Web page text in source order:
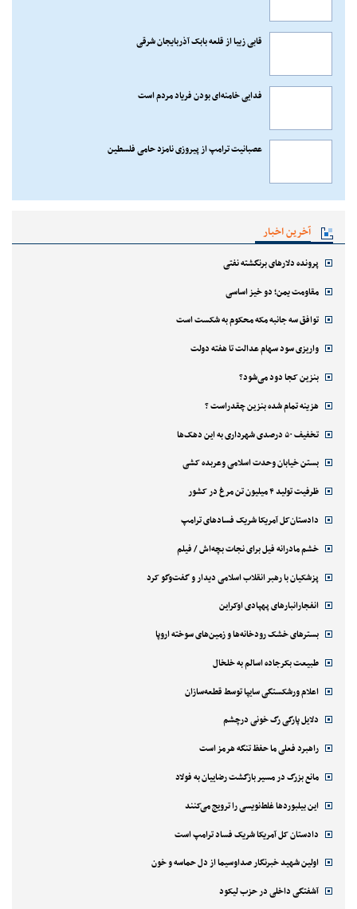
قابی زیبا از قلعه بابک آذربایجان شرقی
فدایی خامنه‌ای بودن فریاد مردم است
عصبانیت ترامپ از پیروزی نامزد حامی فلسطین
آخرین اخبار
پرونده دلارهای برنگشته نفتی
مقاومت یمن؛ دو خیز اساسی
توافق سه جانبه مکه محکوم به شکست است
واریزی سود سهام عدالت تا هفته دولت
بنزین کجا دود می‌شود؟
هزینه تمام شده بنزین چقدراست ؟
تخفیف ۵۰ درصدی شهرداری به این دهک‌ها
بستن خیابان وحدت اسلامی وعربده کشی
ظرفیت تولید ۴ میلیون تن مرغ در کشور
دادستان‌کل آمریکا شریک فسادهای ترامپ
خشم مادرانه فیل برای نجات بچه‌اش / فیلم
پزشکیان با رهبر انقلاب اسلامی دیدار و گفت‌وگو کرد
انفجارانبارهای پهپادی اوکراین
بسترهای خشک رودخانه‌ها و زمین‌های سوخته اروپا
طبیعت بکرجاده اسالم به خلخال
اعلام ورشکستگی سایپا توسط قطعه‌سازان
دلایل پارگی رگ خونی درچشم
راهبرد فعلی ما حفظ تنگه هرمز است
مانع بزرگ در مسیر بازگشت رضاییان به فولاد
این بیلبوردها غلط‌نویسی را ترویج می‌کنند
دادستان کل آمریکا شریک فساد ترامپ است
اولین شهید خبرنگار صداوسیما از دل حماسه و خون
آشفتگی داخلی در حزب لیکود